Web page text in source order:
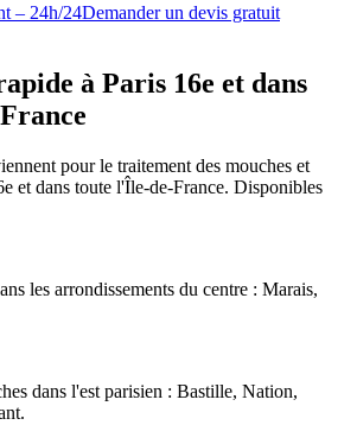
– 24h/24Demander un devis gratuit
à Paris 16e et dans
pour le traitement des mouches et
et dans toute l'Île-de-France. Disponibles
les arrondissements du centre : Marais,
dans l'est parisien : Bastille, Nation,